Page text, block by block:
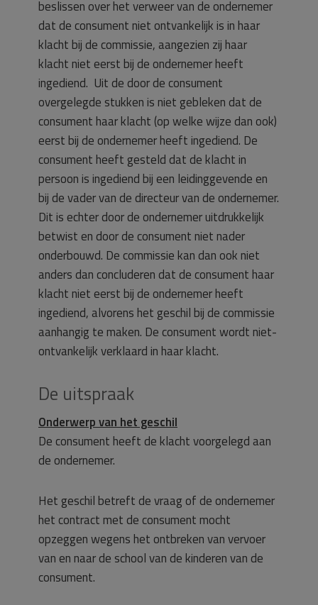
beslissen over het verweer van de ondernemer
dat de consument niet ontvankelijk is in haar
klacht bij de commissie, aangezien zij haar
klacht niet eerst bij de ondernemer heeft
ingediend. Uit de door de consument
overgelegde stukken is niet gebleken dat de
consument haar klacht (op welke wijze dan ook)
eerst bij de ondernemer heeft ingediend. De
consument heeft gesteld dat de klacht in
persoon is ingediend bij een leidinggevende en
bij de vader van de directeur van de ondernemer.
Dit is echter door de ondernemer uitdrukkelijk
betwist en door de consument niet nader
onderbouwd. De commissie kan dan ook niet
anders dan concluderen dat de consument haar
klacht niet eerst bij de ondernemer heeft
ingediend, alvorens het geschil bij de commissie
aanhangig te maken. De consument wordt niet-
ontvankelijk verklaard in haar klacht.
De uitspraak
Onderwerp van het geschil
De consument heeft de klacht voorgelegd aan
de ondernemer.
Het geschil betreft de vraag of de ondernemer
het contract met de consument mocht
opzeggen wegens het ontbreken van vervoer
van en naar de school van de kinderen van de
consument.